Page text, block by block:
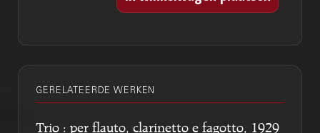
GERELATEERDE WERKEN
Trio : per flauto, clarinetto e fagotto, 1929